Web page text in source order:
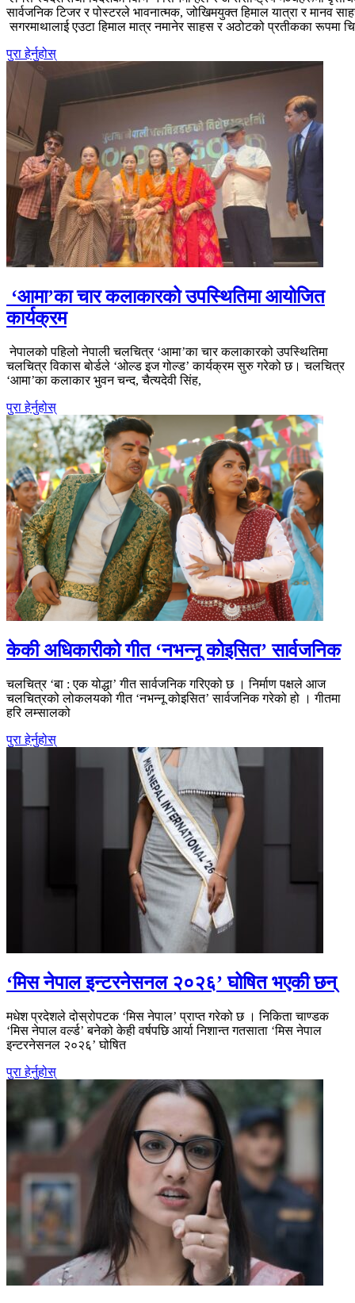
सार्वजनिक टिजर र पोस्टरले भावनात्मक, जोखिमयुक्त हिमाल यात्रा र मानव
सगरमाथालाई एउटा हिमाल मात्र नमानेर साहस र अठोटको प्रतीकका रूपमा
पुरा हेर्नुहोस्
‘आमा’का चार कलाकारको उपस्थितिमा आयोजित
कार्यक्रम
नेपालको पहिलो नेपाली चलचित्र ‘आमा’का चार कलाकारको उपस्थितिमा
चलचित्र विकास बोर्डले ‘ओल्ड इज गोल्ड’ कार्यक्रम सुरु गरेको छ। चलचित्र
‘आमा’का कलाकार भुवन चन्द, चैत्यदेवी सिंह,
पुरा हेर्नुहोस्
केकी अधिकारीको गीत ‘नभन्नू कोइसित’ सार्वजनिक
चलचित्र ‘बा : एक योद्धा’ गीत सार्वजनिक गरिएको छ । निर्माण पक्षले आज
चलचित्रको लोकलयको गीत ‘नभन्नू कोइसित’ सार्वजनिक गरेको हो । गीतमा
हरि लम्सालको
पुरा हेर्नुहोस्
‘मिस नेपाल इन्टरनेसनल २०२६’ घोषित भएकी छन्
मधेश प्रदेशले दोस्रोपटक ‘मिस नेपाल’ प्राप्त गरेको छ । निकिता चाण्डक
‘मिस नेपाल वर्ल्ड’ बनेको केही वर्षपछि आर्या निशान्त गतसाता ‘मिस नेपाल
इन्टरनेसनल २०२६’ घोषित
पुरा हेर्नुहोस्